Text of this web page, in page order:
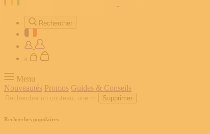
Rechercher
0
Menu
Nouveautés Promos Guides & Conseils
Supprimer
Recherches populaires